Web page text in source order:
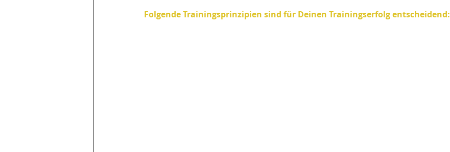
Folgende Trainingsprinzipien sind für Deinen Trainingserfolg entscheidend: